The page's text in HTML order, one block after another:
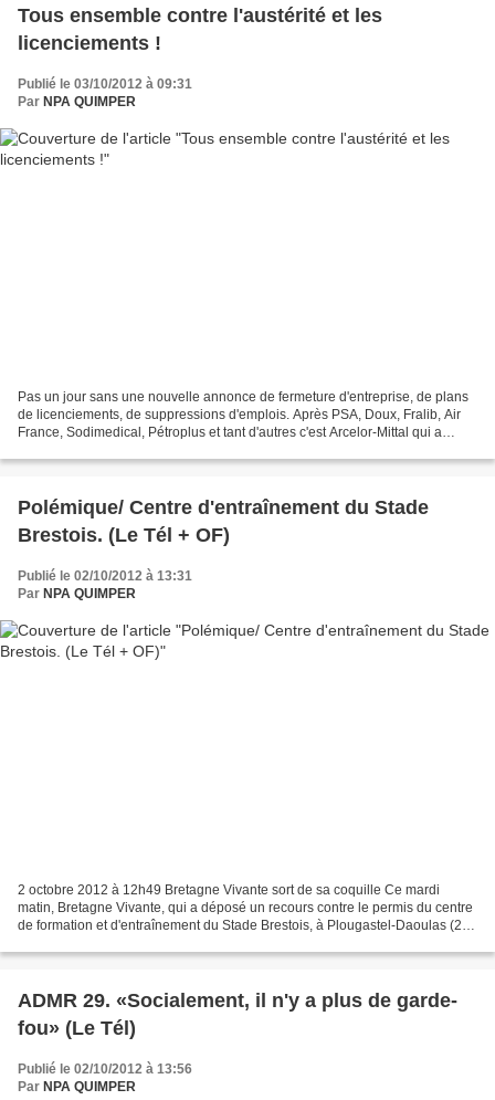
Tous ensemble contre l'austérité et les
licenciements !
Publié le 03/10/2012 à 09:31
Par NPA QUIMPER
Pas un jour sans une nouvelle annonce de fermeture d'entreprise, de plans
de licenciements, de suppressions d'emplois. Après PSA, Doux, Fralib, Air
France, Sodimedical, Pétroplus et tant d'autres c'est Arcelor-Mittal qui a
Polémique/ Centre d'entraînement du Stade
Brestois. (Le Tél + OF)
Publié le 02/10/2012 à 13:31
Par NPA QUIMPER
2 octobre 2012 à 12h49 Bretagne Vivante sort de sa coquille Ce mardi
matin, Bretagne Vivante, qui a déposé un recours contre le permis du centre
de formation et d'entraînement du Stade Brestois, à Plougastel-Daoulas (29),
ADMR 29. «Socialement, il n'y a plus de garde-
fou» (Le Tél)
Publié le 02/10/2012 à 13:56
Par NPA QUIMPER